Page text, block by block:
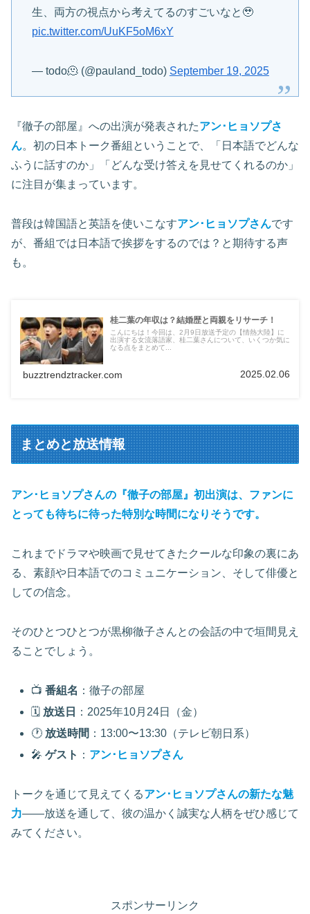
生、両方の視点から考えてるのすごいなと🥹
pic.twitter.com/UuKF5oM6xY
— todo🫠 (@pauland_todo) September 19, 2025
『徹子の部屋』への出演が発表されたアン･ヒョソプさ
ん。初の日本トーク番組ということで、「日本語でどんな
ふうに話すのか」「どんな受け答えを見せてくれるのか」
に注目が集まっています。
普段は韓国語と英語を使いこなすアン･ヒョソプさんです
が、番組では日本語で挨拶をするのでは？と期待する声
も。
桂二葉の年収は？結婚歴と両親をリサーチ！
こんにちは！今回は、2月9日放送予定の【情熱大陸】に
出演する女流落語家、桂二葉さんについて、いくつか気に
なる点をまとめて...
buzztrendztracker.com 2025.02.06
まとめと放送情報
アン･ヒョソプさんの『徹子の部屋』初出演は、ファンに
とっても待ちに待った特別な時間になりそうです。
これまでドラマや映画で見せてきたクールな印象の裏にあ
る、素顔や日本語でのコミュニケーション、そして俳優と
しての信念。
そのひとつひとつが黒柳徹子さんとの会話の中で垣間見え
ることでしょう。
📺番組名 ：徹子の部屋
🗓️ 放送日
：2025年10月24日（金）
🕐 放送時間 ：13:00〜13:30（テレビ朝日系）
🎤ゲスト ： アン･ヒョソプさん
トークを通じて見えてくるアン･ヒョソプさんの新たな魅
力――放送を通して、彼の温かく誠実な人柄をぜひ感じて
みてください。
スポンサーリンク